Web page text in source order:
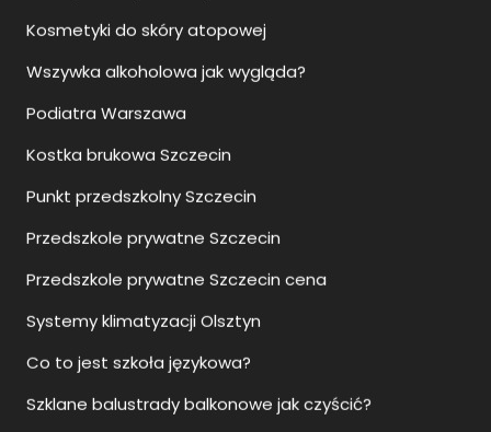
Kostka brukowa Szczecin
Punkt przedszkolny Szczecin
Przedszkole prywatne Szczecin
Przedszkole prywatne Szczecin cena
Systemy klimatyzacji Olsztyn
Co to jest szkoła językowa?
Szklane balustrady balkonowe jak czyścić?
Jak myć szklane balustrady?
Jak sie montuje balustrady szklane?
Ile kosztują szklane balustrady?